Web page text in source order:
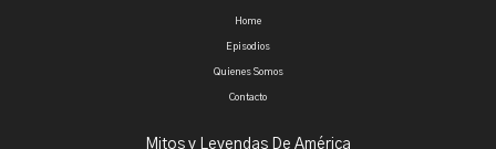
Mitos y Leyendas De América
Home
Episodios
Quienes Somos
Contacto